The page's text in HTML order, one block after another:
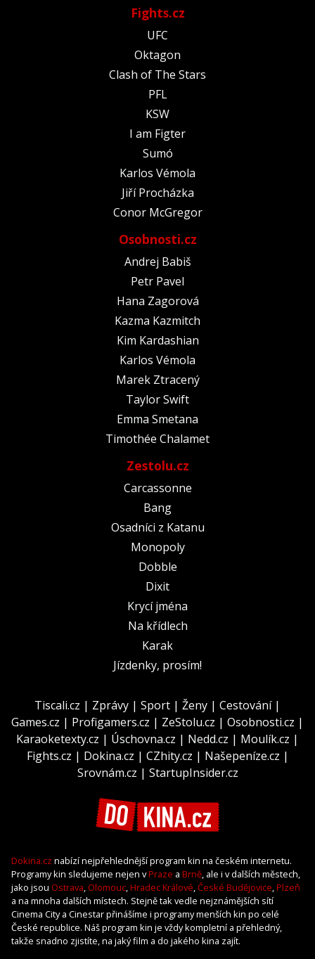
Fights.cz
UFC
Oktagon
Clash of The Stars
PFL
KSW
I am Figter
Sumó
Karlos Vémola
Jiří Procházka
Conor McGregor
Osobnosti.cz
Andrej Babiš
Petr Pavel
Hana Zagorová
Kazma Kazmitch
Kim Kardashian
Karlos Vémola
Marek Ztracený
Taylor Swift
Emma Smetana
Timothée Chalamet
Zestolu.cz
Carcassonne
Bang
Osadníci z Katanu
Monopoly
Dobble
Dixit
Krycí jména
Na křídlech
Karak
Jízdenky, prosím!
Tiscali.cz | Zprávy | Sport | Ženy | Cestování|
Games.cz | Profigamers.cz | ZeStolu.cz | Osobnosti.cz |
Karaoketexty.cz | Úschovna.cz | Nedd.cz | Moulík.cz |
Fights.cz | Dokina.cz | CZhity.cz | Našepeníze.cz |
Srovnám.cz | StartupInsider.cz
Dokina.cz nabízí nejpřehlednější program kin na českém internetu.
Programy kin sledujeme nejen vPraze a Brně, ale i v dalších městech,
jako jsou Ostrava, Olomouc,Hradec Králové,České Budějovice,Plzeň
a na mnoha dalších místech. Stejně tak vedle nejznámějších sítí
Cinema City a Cinestar přinášíme i programy menších kin po celé
České republice. Náš program kin je vždy kompletní a přehledný,
takže snadno zjistíte, na jaký film a do jakého kina zajít.